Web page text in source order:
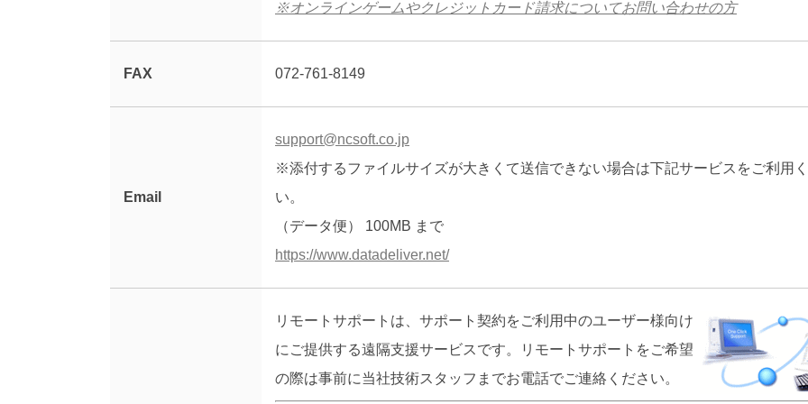
※オンラインゲームやクレジットカード請求についてお問い合わせの方
FAX 072-761-8149
Email
support@ncsoft.co.jp
※添付するファイルサイズが大きくて送信できない場合は下記サービスをご利用
い。
（データ便） 100MB まで
https://www.datadeliver.net/
リモートサポートは、サポート契約をご利用中のユーザー様向け
にご提供する遠隔支援サービスです。リモートサポートをご希望
の際は事前に当社技術スタッフまでお電話でご連絡ください。